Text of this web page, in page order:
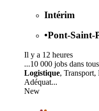
Intérim
•Pont-Saint-
Il y a 12 heures
...10 000 jobs dans
Logistique,
Adéquat...
New